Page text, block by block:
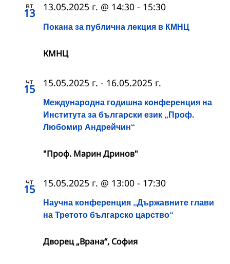
вт
13
Покана за публична лекция в КМНЦ
13.05.2025 г. @ 14:30 - 15:30
КМНЦ
чт
15
Международна годишна конференция на
Института за български език „Проф.
Любомир Андрейчин“
15.05.2025 г. - 16.05.2025 г.
"Проф. Марин Дринов"
чт
15
Научна конференция „Държавните глави
на Третото българско царство“
15.05.2025 г. @ 13:00 - 17:30
Дворец „Врана“, София